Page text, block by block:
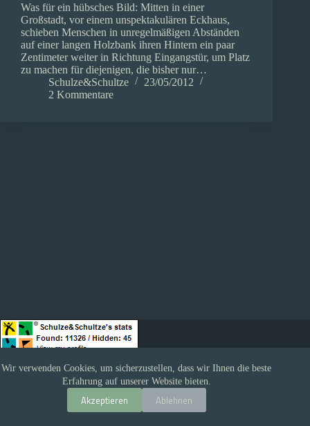
Wir verwenden Cookies, um sicherzustellen, dass wir Ihnen die beste
Erfahrung auf unserer Website bieten.
Akzeptieren Ablehnen
Was für ein hübsches Bild: Mitten in einer
Großstadt, vor einem unspektakulären Eckhaus,
schieben Menschen in unregelmäßigen Abständen
auf einer langen Holzbank ihren Hintern ein paar
Zentimeter weiter in Richtung Eingangstür, um Platz
zu machen für diejenigen, die bisher nur…
Schulze&Schultze
23/05/2012
2 Kommentare
Impressum
Copyright © 2026 - Schlemmercacher - Theme by